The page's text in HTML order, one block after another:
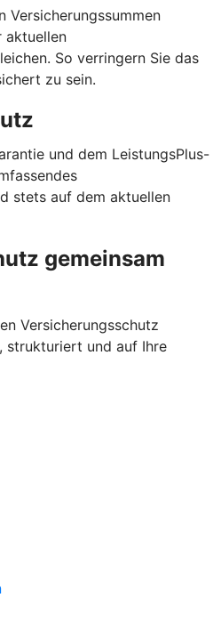
Versicherungssummen
aktuellen
So verringern Sie das
zu sein.
und dem LeistungsPlus-
stets auf dem aktuellen
gemeinsam
Versicherungsschutz
strukturiert und auf Ihre